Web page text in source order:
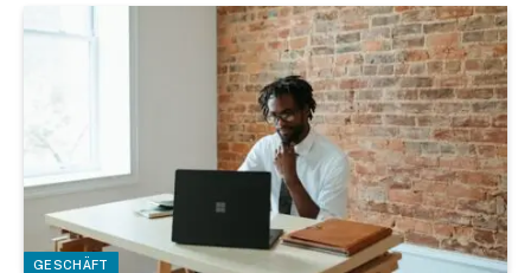
GESCHÄFT